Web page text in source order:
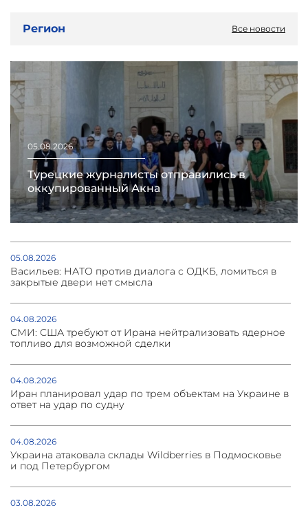
Регион Все новости
05.08.2026
Турецкие журналисты отправились в
оккупированный Акна
05.08.2026
Васильев: НАТО против диалога с ОДКБ, ломиться в
закрытые двери нет смысла
04.08.2026
СМИ: США требуют от Ирана нейтрализовать ядерное
топливо для возможной сделки
04.08.2026
Иран планировал удар по трем объектам на Украине в
ответ на удар по судну
04.08.2026
Украина атаковала склады Wildberries в Подмосковье
и под Петербургом
03.08.2026